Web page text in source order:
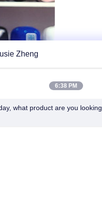
Zheng
6:38 PM
what product are you looking